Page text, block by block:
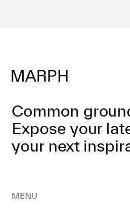
Common
Expose your
your next
MENU